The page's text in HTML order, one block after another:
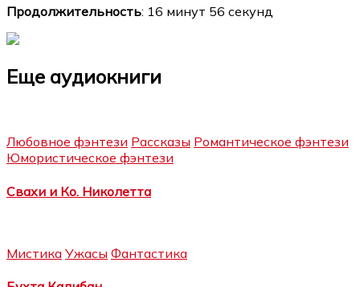
Продолжительность: 16 минут 56 секунд
Еще аудиокниги
Любовное фэнтези Рассказы Романтическое фэнтези
Юмористическое фэнтези
Свахи и Ко. Николетта
Мистика Ужасы Фантастика